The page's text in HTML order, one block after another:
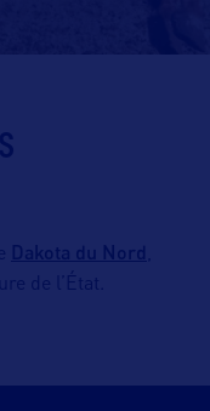
Dakota du Nord
de l’État.